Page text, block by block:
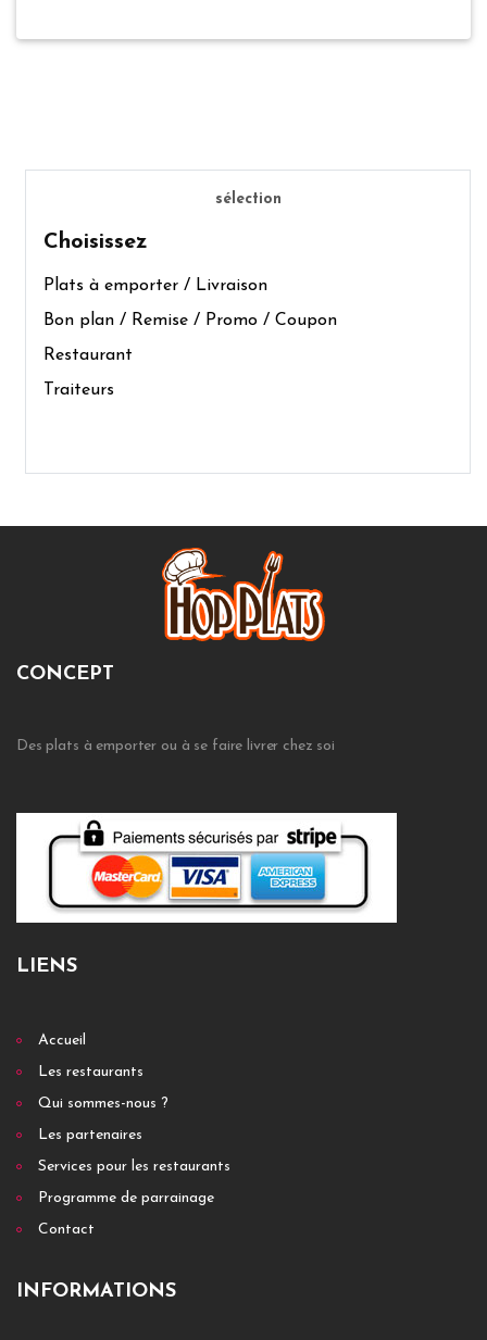
sélection
Choisissez
Plats à emporter / Livraison
Bon plan / Remise / Promo / Coupon
Restaurant
Traiteurs
CONCEPT
Des plats à emporter ou à se faire livrer chez soi
LIENS
Accueil
Les restaurants
Qui sommes-nous ?
Les partenaires
Services pour les restaurants
Programme de parrainage
Contact
INFORMATIONS